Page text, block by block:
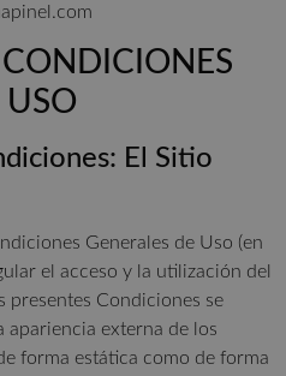
CONDICIONES
USO
El Sitio
Generales de Uso (en
el acceso y la utilización del
presentes Condiciones se
apariencia externa de los
forma estática como de forma